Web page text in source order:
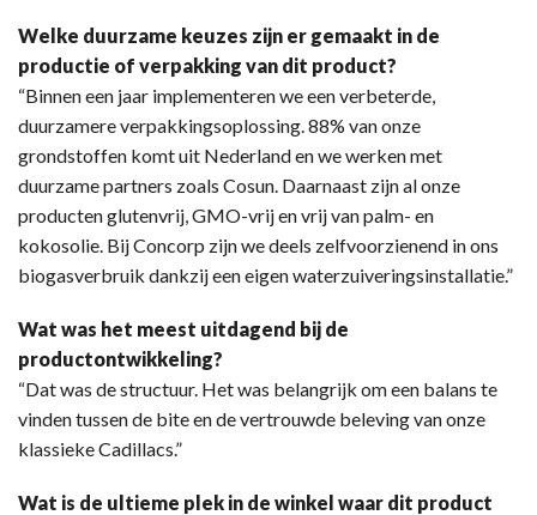
Welke duurzame keuzes zijn er gemaakt in de
productie of verpakking van dit product?
“Binnen een jaar implementeren we een verbeterde,
duurzamere verpakkingsoplossing. 88% van onze
grondstoffen komt uit Nederland en we werken met
duurzame partners zoals Cosun. Daarnaast zijn al onze
producten glutenvrij, GMO-vrij en vrij van palm- en
kokosolie. Bij Concorp zijn we deels zelfvoorzienend in ons
biogasverbruik dankzij een eigen waterzuiveringsinstallatie.”
Wat was het meest uitdagend bij de
productontwikkeling?
“Dat was de structuur. Het was belangrijk om een balans te
vinden tussen de bite en de vertrouwde beleving van onze
klassieke Cadillacs.”
Wat is de ultieme plek in de winkel waar dit product